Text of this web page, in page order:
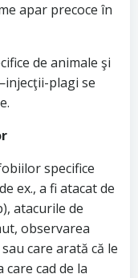
apar precoce în
de animale şi
plagi se
specifice
ex., a fi atacat de
atacurile de
observarea
care arată că le
cad de la